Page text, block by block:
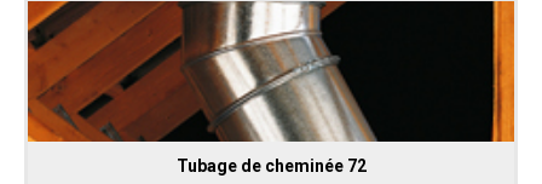
Tubage de cheminée 72